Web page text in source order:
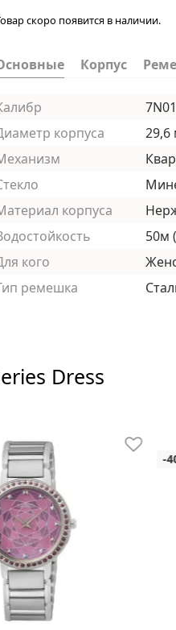
скоро появится в наличии.
Корпус
7N01
корпуса
29,6
корпуса
50м
кого
ремешка
Dress